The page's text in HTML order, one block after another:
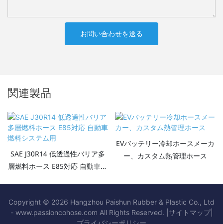
お問い合わせを送る
関連製品
SAE J30R14 低透過性バリア多
層燃料ホース E85対応 自動車燃
EVバッテリー冷却ホースメーカ
ー、カスタム熱管理ホース
Copyright © 2026 Hangzhou Paishun Rubber & Plastic Co., Ltd
- www.passioncohose.com All Rights Reserved. | サイトマップ|